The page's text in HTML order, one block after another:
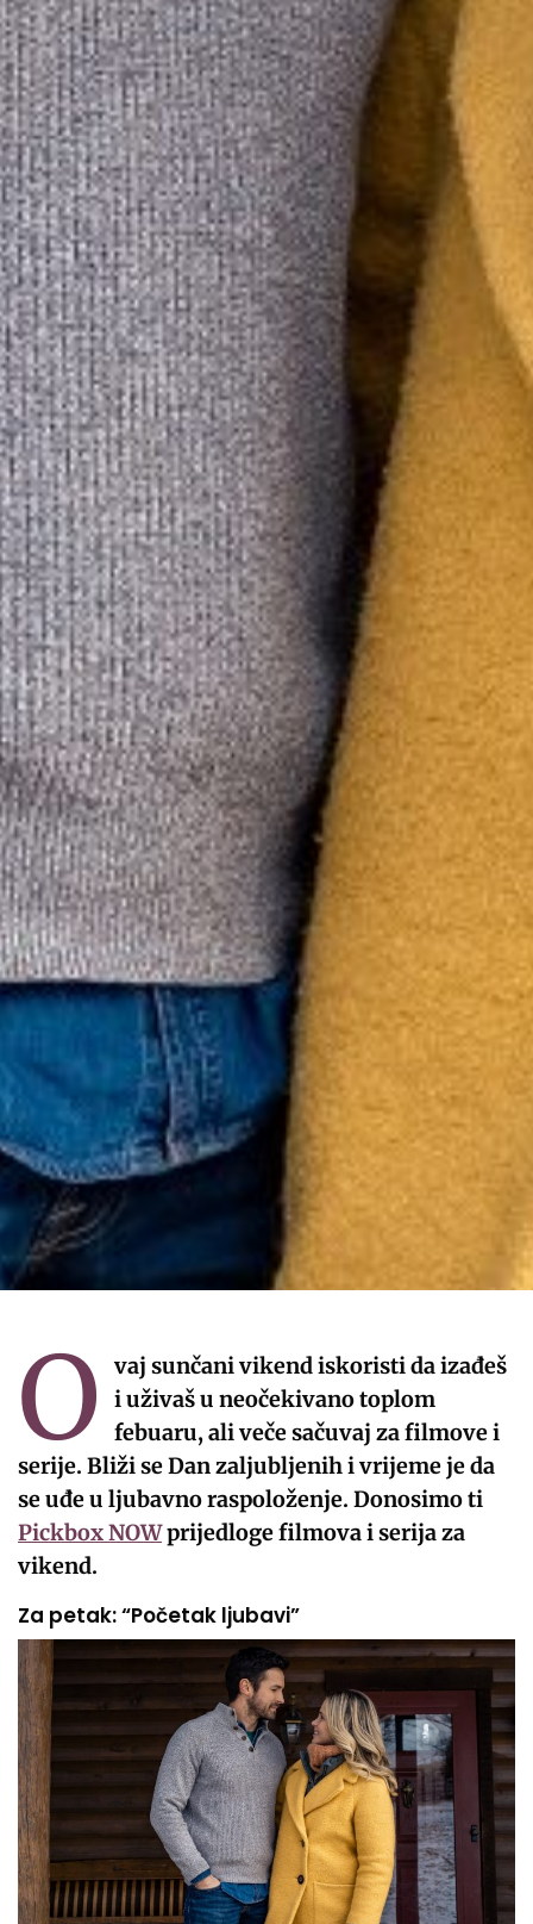
O
vaj sunčani vikend iskoristi da izađeš
i uživaš u neočekivano toplom
febuaru, ali veče sačuvaj za filmove i
serije. Bliži se Dan zaljubljenih i vrijeme je da
se uđe u ljubavno raspoloženje. Donosimo ti
Pickbox NOWprijedloge filmova i serija za
vikend.
Za petak: “Početak ljubavi”